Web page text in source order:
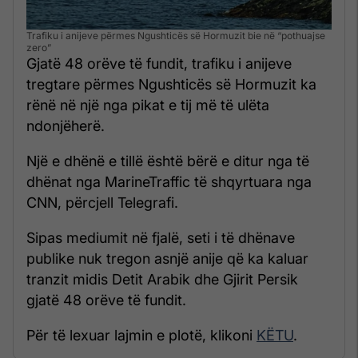
Trafiku i anijeve përmes Ngushticës së Hormuzit bie në “pothuajse
zero”
Gjatë 48 orëve të fundit, trafiku i anijeve
tregtare përmes Ngushticës së Hormuzit ka
rënë në një nga pikat e tij më të ulëta
ndonjëherë.
Një e dhënë e tillë është bërë e ditur nga të
dhënat nga MarineTraffic të shqyrtuara nga
CNN, përcjell Telegrafi.
Sipas mediumit në fjalë, seti i të dhënave
publike nuk tregon asnjë anije që ka kaluar
tranzit midis Detit Arabik dhe Gjirit Persik
gjatë 48 orëve të fundit.
Për të lexuar lajmin e plotë, klikoni KËTU.